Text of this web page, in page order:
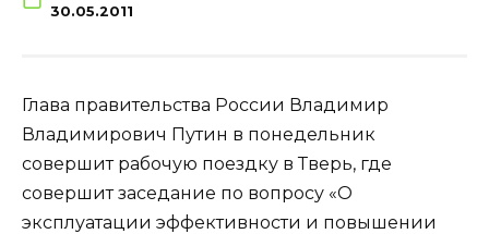
30.05.2011
Глава правительства России Владимир
Владимирович Путин в понедельник
совершит рабочую поездку в Тверь, где
совершит заседание по вопросу «О
эксплуатации эффективности и повышении